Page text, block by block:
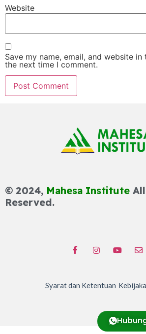
Website
Save my name, email, and website
the next time I comment.
© 2024, Mahesa Institute
Reserved.
Syarat dan Ketentuan